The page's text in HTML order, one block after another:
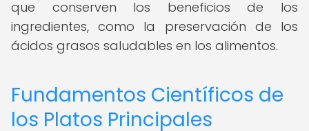
que conserven los beneficios de los
ingredientes, como la preservación de los
ácidos grasos saludables en los alimentos.
Fundamentos Científicos de
los Platos Principales